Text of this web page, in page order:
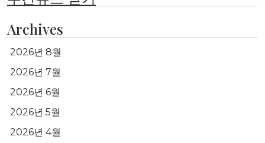
Archives
2026년 8월
2026년 7월
2026년 6월
2026년 5월
2026년 4월